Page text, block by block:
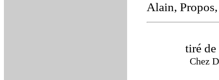
Alain,
tiré de
Chez